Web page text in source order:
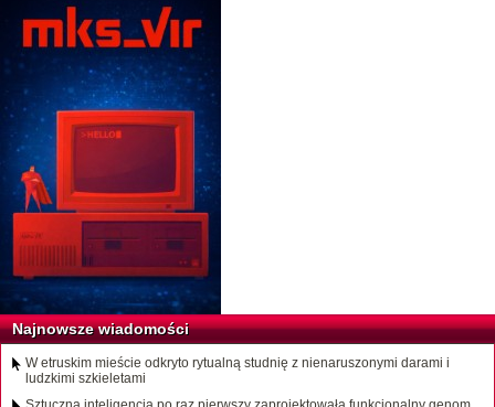
Najnowsze wiadomości
W etruskim mieście odkryto rytualną studnię z nienaruszonymi darami i
ludzkimi szkieletami